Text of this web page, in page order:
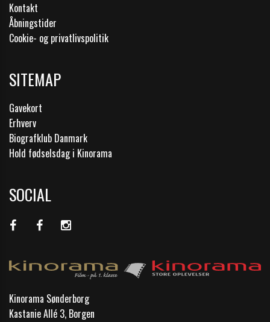
Kontakt
Åbningstider
Cookie- og privatlivspolitik
SITEMAP
Gavekort
Erhverv
Biografklub Danmark
Hold fødselsdag i Kinorama
SOCIAL
Kinorama Sønderborg
Kastanie Allé 3, Borgen